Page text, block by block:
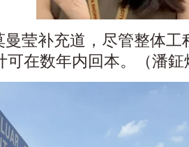
曼莹补充道，尽管整体
可在数年内回本。（潘鉦